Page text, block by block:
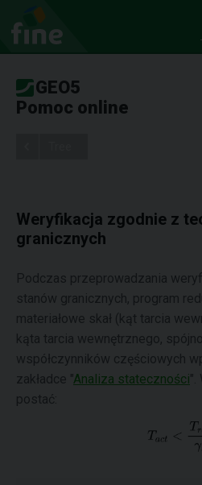
GEO5
Pomoc online
Weryfikacja zgodnie z
granicznych
Podczas przeprowadzania
stanów granicznych, program
materiałowe skał (kąt tarcia
kąta tarcia wewnętrznego,
współczynników częściowych
zakładce "Analiza stateczności".
postać: